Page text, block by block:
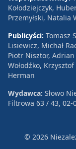
Kołodziejczyk,
Przemyłski, Natalia
Publicyści: Tomasz
Lisiewicz, Michał
Piotr Nisztor,
Wołodźko,
Herman
Wydawca: Słowo
Filtrowa 63 / 43, 02-
© 2026